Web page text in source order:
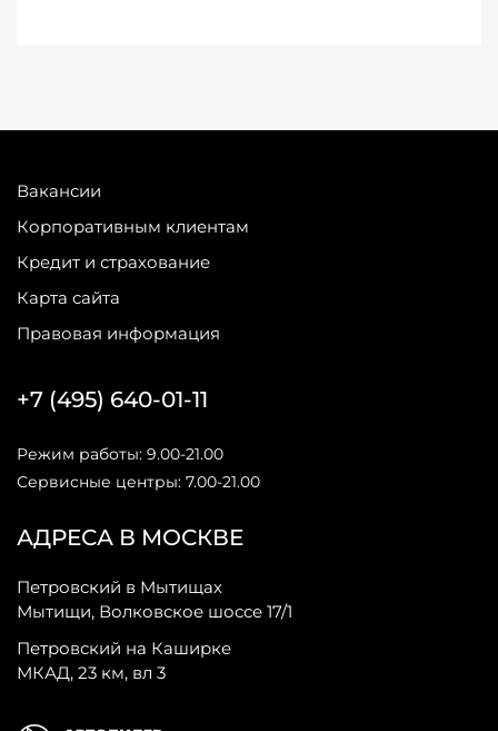
Вакансии
Корпоративным клиентам
Кредит и страхование
Карта сайта
Правовая информация
АДРЕСА В МОСКВЕ
Петровский в Мытищах
Мытищи, Волковское шоссе 17/1
Петровский на Каширке
МКАД, 23 км, вл 3
+7 (495) 640-01-11
Режим работы: 9.00-21.00
Сервисные центры: 7.00-21.00